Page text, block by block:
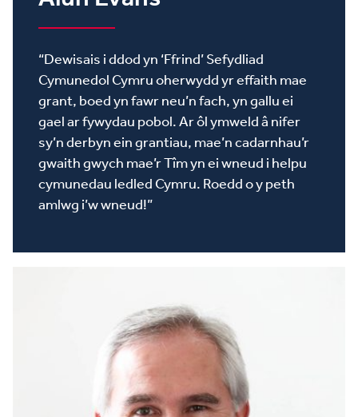
“Dewisais i ddod yn ‘Ffrind’ Sefydliad
Cymunedol Cymru oherwydd yr effaith mae
grant, boed yn fawr neu’n fach, yn gallu ei
gael ar fywydau pobol. Ar ôl ymweld â nifer
sy’n derbyn ein grantiau, mae’n cadarnhau’r
gwaith gwych mae’r Tîm yn ei wneud i helpu
cymunedau ledled Cymru. Roedd o y peth
amlwg i’w wneud!”